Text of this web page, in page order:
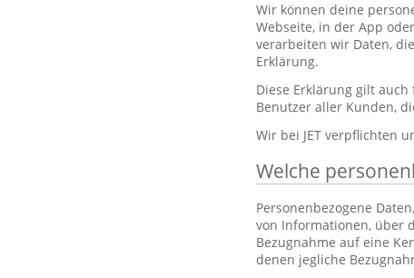
Wir können deine
Webseite, in der App
verarbeiten wir Daten,
Erklärung.
Diese Erklärung gilt
Benutzer aller Kunden,
Wir bei JET verpflichten
Welche
Personenbezogene
von Informationen, über
Bezugnahme auf eine
denen jegliche